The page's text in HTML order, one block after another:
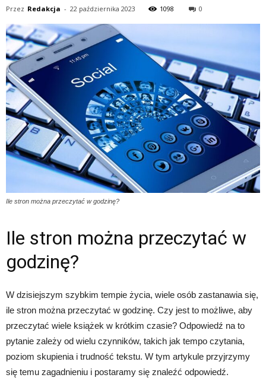
Przez Redakcja - 22 października 2023 1098 0
Ile stron można przeczytać w godzinę?
Ile stron można przeczytać w
godzinę?
W dzisiejszym szybkim tempie życia, wiele osób zastanawia się,
ile stron można przeczytać w godzinę. Czy jest to możliwe, aby
przeczytać wiele książek w krótkim czasie? Odpowiedź na to
pytanie zależy od wielu czynników, takich jak tempo czytania,
poziom skupienia i trudność tekstu. W tym artykule przyjrzymy
się temu zagadnieniu i postaramy się znaleźć odpowiedź.